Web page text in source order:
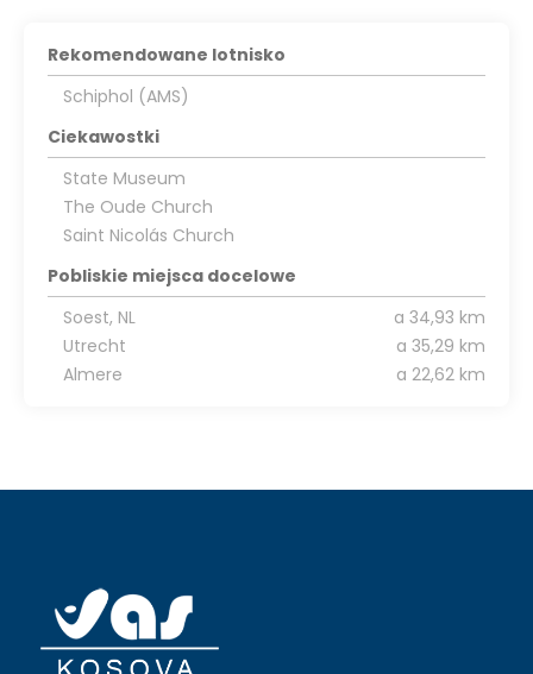
Rekomendowane lotnisko
Schiphol (AMS)
Ciekawostki
State Museum
The Oude Church
Saint Nicolás Church
Pobliskie miejsca docelowe
Soest, NL
a 34,93 km
Utrecht
a 35,29 km
Almere
a 22,62 km